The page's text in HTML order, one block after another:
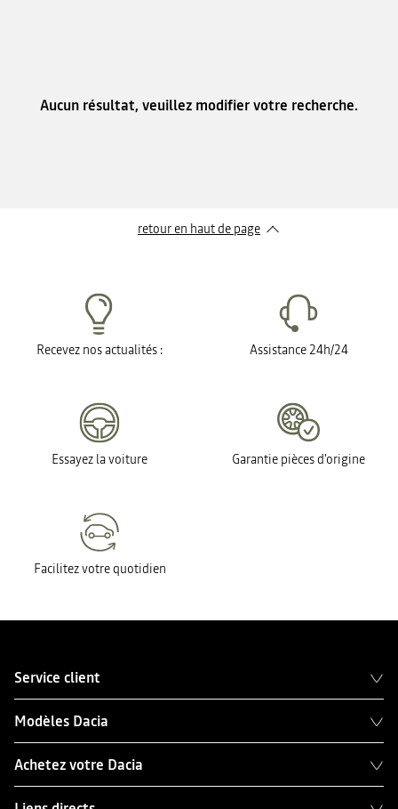
Aucun résultat, veuillez modifier votre recherche.
retour en haut de page​
Recevez nos actualités : Assistance 24h/24
Essayez la voiture Garantie pièces d'origine
Facilitez votre quotidien
Service client
Modèles Dacia
Achetez votre Dacia